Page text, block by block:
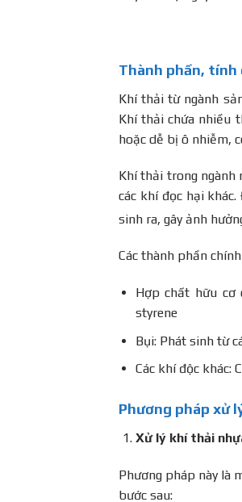
Thành phần,
Khí thải từ ngành
Khí thải chứa nhiều
hoặc dễ bị ô nhiễm,
Khí thải trong ngành
các khí đọc hại
sinh ra, gây ảnh
Các thành phần
Hợp chất hữu cơ
styrene
Bụi: Phát sinh từ
Các khí độc khác:
Phương pháp xử
Xử lý khí thải
Phương pháp này là
bước sau: